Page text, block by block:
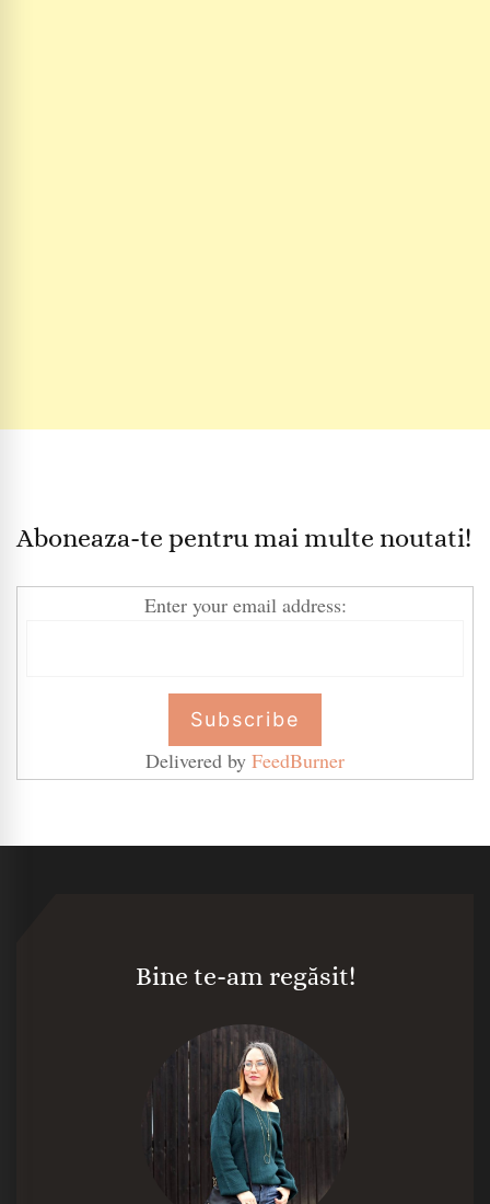
Aboneaza-te pentru mai multe noutati!
Enter your email address:
Delivered by FeedBurner
Bine te-am regăsit!